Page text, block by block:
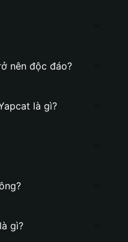
nên độc đáo?
là gì?
gì?